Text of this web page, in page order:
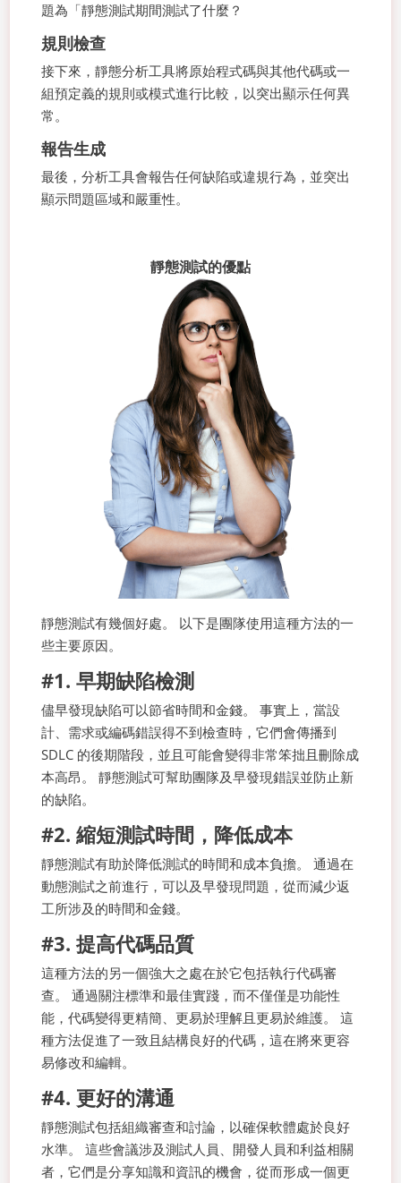
題為「靜態測試期間測試了什麼？
規則檢查
接下來，靜態分析工具將原始程式碼與其他代碼或一
組預定義的規則或模式進行比較，以突出顯示任何異
常。
報告生成
最後，分析工具會報告任何缺陷或違規行為，並突出
顯示問題區域和嚴重性。
靜態測試的優點
靜態測試有幾個好處。 以下是團隊使用這種方法的一
些主要原因。
#1. 早期缺陷檢測
儘早發現缺陷可以節省時間和金錢。 事實上，當設
計、需求或編碼錯誤得不到檢查時，它們會傳播到
SDLC 的後期階段，並且可能會變得非常笨拙且刪除成
本高昂。 靜態測試可幫助團隊及早發現錯誤並防止新
的缺陷。
#2. 縮短測試時間，降低成本
靜態測試有助於降低測試的時間和成本負擔。 通過在
動態測試之前進行，可以及早發現問題，從而減少返
工所涉及的時間和金錢。
#3. 提高代碼品質
這種方法的另一個強大之處在於它包括執行代碼審
查。 通過關注標準和最佳實踐，而不僅僅是功能性
能，代碼變得更精簡、更易於理解且更易於維護。 這
種方法促進了一致且結構良好的代碼，這在將來更容
易修改和編輯。
#4. 更好的溝通
靜態測試包括組織審查和討論，以確保軟體處於良好
水準。 這些會議涉及測試人員、開發人員和利益相關
者，它們是分享知識和資訊的機會，從而形成一個更